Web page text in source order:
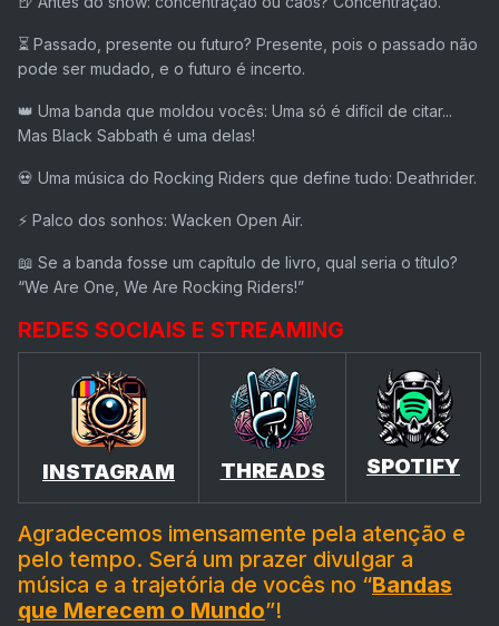
⏳ Passado, presente ou futuro? Presente, pois o passado não
pode ser mudado, e o futuro é incerto.
👑 Uma banda que moldou vocês: Uma só é difícil de citar...
Mas Black Sabbath é uma delas!
💀 Uma música do Rocking Riders que define tudo: Deathrider.
⚡ Palco dos sonhos: Wacken Open Air.
📖 Se a banda fosse um capítulo de livro, qual seria o título?
“We Are One, We Are Rocking Riders!”
REDES SOCIAIS E STREAMING
INSTAGRAM THREADS SPOTIFY
Agradecemos imensamente pela atenção e
pelo tempo. Será um prazer divulgar a
música e a trajetória de vocês no “Bandas
que Merecem o Mundo”!